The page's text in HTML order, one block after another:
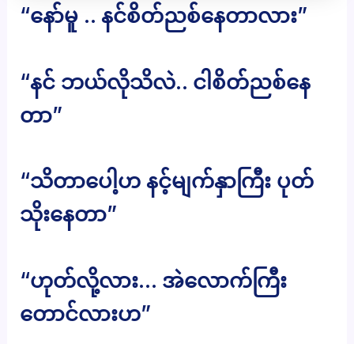
“နော်မူ .. နင်စိတ်ညစ်နေတာလား”
“နင် ဘယ်လိုသိလဲ.. ငါစိတ်ညစ်နေ
တာ”
“သိတာပေါ့ဟ နင့်မျက်နှာကြီး ပုတ်
သိုးနေတာ”
“ဟုတ်လို့လား… အဲလောက်ကြီး
တောင်လားဟ”